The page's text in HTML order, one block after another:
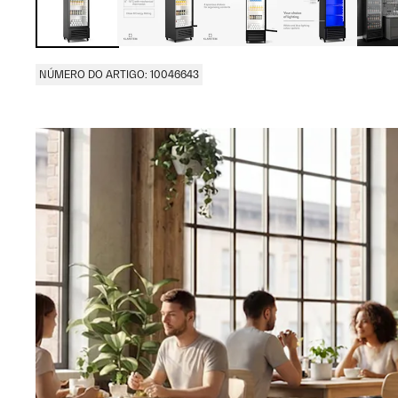
NÚMERO DO ARTIGO: 10046643